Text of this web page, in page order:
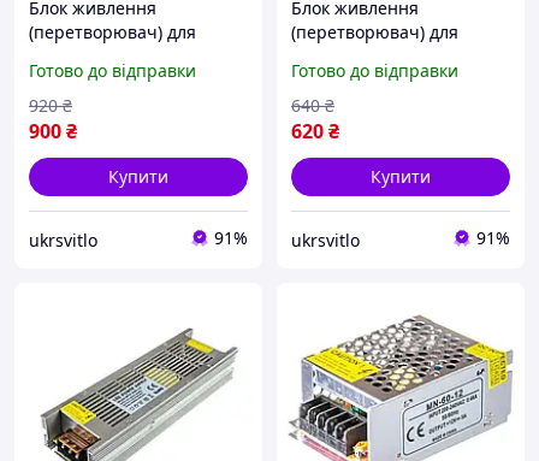
Блок живлення
(перетворювач) для
12В 400Вт 33A - 1 рік
гарантії!
Готово до відправки
900₴
920 ₴
Купити
ukrsvitlo 91%
Блок живлення
(перетворювач) для
12В 240Вт 20A - 1 рік
гарантії!
Готово до відправки
620₴
640 ₴
Купити
ukrsvitlo 91%